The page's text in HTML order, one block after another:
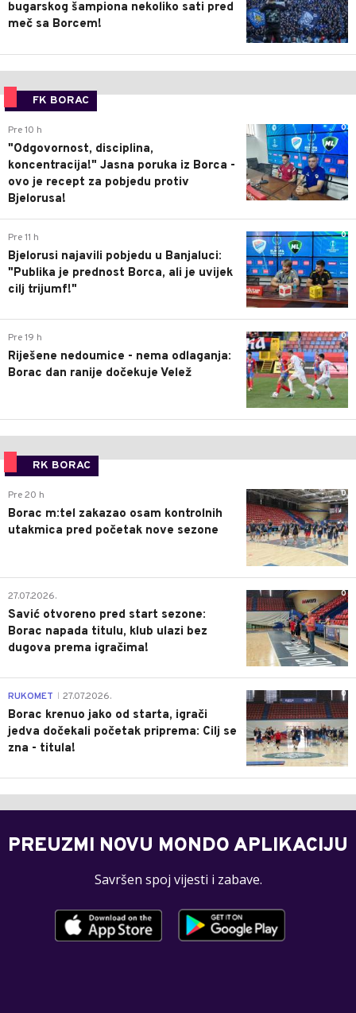
bugarskog šampiona nekoliko sati pred
meč sa Borcem!
FK BORAC
0
Pre 10 h
"Odgovornost, disciplina,
koncentracija!" Jasna poruka iz Borca -
ovo je recept za pobjedu protiv
Bjelorusa!
0
Pre 11 h
Bjelorusi najavili pobjedu u Banjaluci:
"Publika je prednost Borca, ali je uvijek
cilj trijumf!"
0
Pre 19 h
Riješene nedoumice - nema odlaganja:
Borac dan ranije dočekuje Velež
RK BORAC
0
Pre 20 h
Borac m:tel zakazao osam kontrolnih
utakmica pred početak nove sezone
0
27.07.2026.
Savić otvoreno pred start sezone:
Borac napada titulu, klub ulazi bez
dugova prema igračima!
0
RUKOMET 27.07.2026.
Borac krenuo jako od starta, igrači
jedva dočekali početak priprema: Cilj se
zna - titula!
PREUZMI NOVU MONDO APLIKACIJU
Savršen spoj vijesti i zabave.